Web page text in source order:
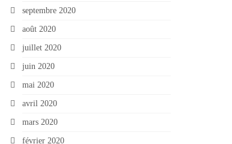
septembre 2020
août 2020
juillet 2020
juin 2020
mai 2020
avril 2020
mars 2020
février 2020